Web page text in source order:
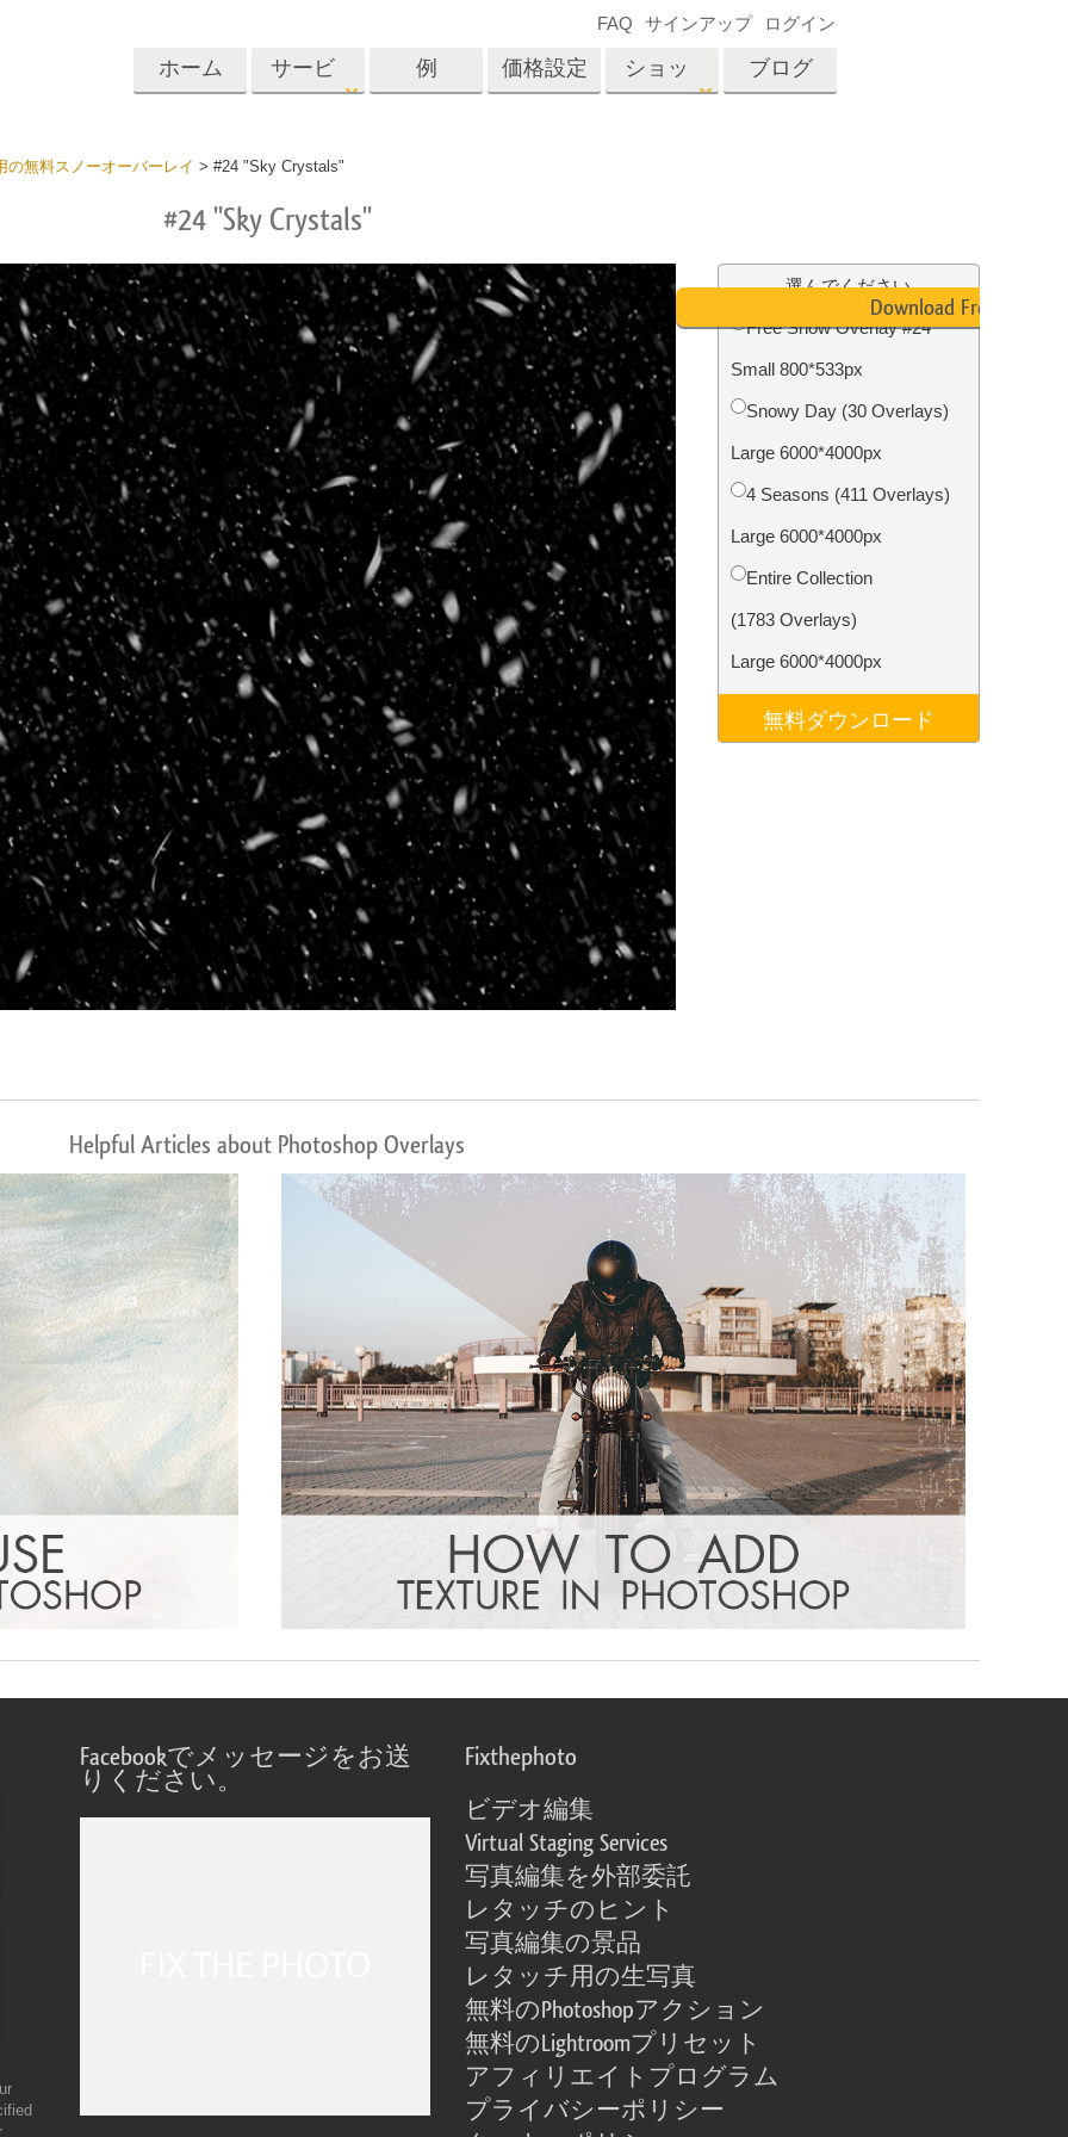
ホーム サービ
ービス
する
真編集サービ
ス
AIが生成した衣料品モデ
ル
画像操作料理内容
写真入力アプリケーショ
ッチ製品内容 ジュエリーレタッチ製品
内容
AIトレーニングデータ Video Editing Services
例 価格設定 ショッ
ィールプリ
コレクショ
Photoshop
Photoshopアクション
Photoshopオーバーレイ
Photoshopテクスチャ
Psアクションコレクシ
ョン全体
Psはコレクション全体
をオーバーレイしま
す
プレート
バレンタインデーカ
ード
結婚式招待状
子供の誕生日の招待
状
ビデオオーバーレイ
ブログ
FAQ サインアップ ログイン
の無料スノーオーバーレイ > #24 "Sky Crystals"
#24 "Sky Crystals"
選んでください
Free Snow Overlay #24
Small 800*533px
Snowy Day (30 Overlays)
Large 6000*4000px
4 Seasons (411 Overlays)
Large 6000*4000px
Entire Collection
(1783 Overlays)
Large 6000*4000px
無料ダウンロード
Download Free
Helpful Articles about Photoshop Overlays
Facebookでメッセージをお送
りください。
Fixthephoto
ビデオ編集
Virtual Staging Services
写真編集を外部委託
レタッチのヒント
写真編集の景品
レタッチ用の生写真
無料のPhotoshopアクション
無料のLightroomプリセット
アフィリエイトプログラム
プライバシーポリシー